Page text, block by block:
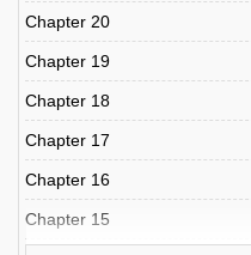
Chapter 20
Chapter 19
Chapter 18
Chapter 17
Chapter 16
Chapter 15